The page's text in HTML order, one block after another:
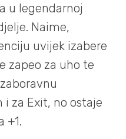
u legendarnoj
Naime,
uvijek izabere
zapeo za uho te
i za Exit, no ostaje
+1.